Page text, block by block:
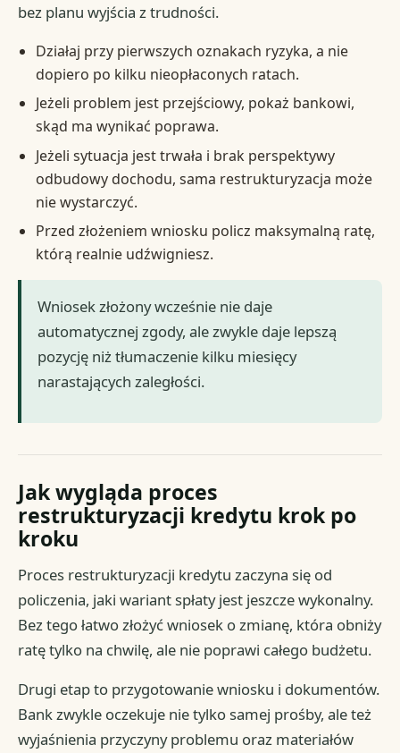
bez planu wyjścia z trudności.
Działaj przy pierwszych oznakach ryzyka, a nie
dopiero po kilku nieopłaconych ratach.
Jeżeli problem jest przejściowy, pokaż bankowi,
skąd ma wynikać poprawa.
Jeżeli sytuacja jest trwała i brak perspektywy
odbudowy dochodu, sama restrukturyzacja może
nie wystarczyć.
Przed złożeniem wniosku policz maksymalną ratę,
którą realnie udźwigniesz.
Wniosek złożony wcześnie nie daje
automatycznej zgody, ale zwykle daje lepszą
pozycję niż tłumaczenie kilku miesięcy
narastających zaległości.
Jak wygląda proces
restrukturyzacji kredytu krok po
kroku
Proces restrukturyzacji kredytu zaczyna się od
policzenia, jaki wariant spłaty jest jeszcze wykonalny.
Bez tego łatwo złożyć wniosek o zmianę, która obniży
ratę tylko na chwilę, ale nie poprawi całego budżetu.
Drugi etap to przygotowanie wniosku i dokumentów.
Bank zwykle oczekuje nie tylko samej prośby, ale też
wyjaśnienia przyczyny problemu oraz materiałów